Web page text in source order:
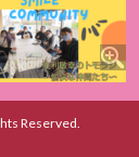
Reserved.